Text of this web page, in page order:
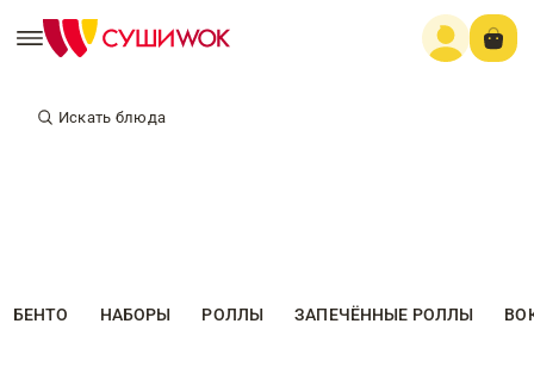
Искать блюда
БЕНТО НАБОРЫ РОЛЛЫ ЗАПЕЧЁННЫЕ РОЛЛЫ